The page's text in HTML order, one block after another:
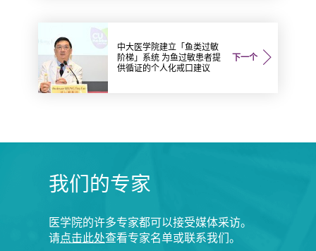
下一个
中大医学院建立「鱼类过敏
阶梯」系统 为鱼过敏患者提
供循证的个人化戒口建议
我们的专家
医学院的许多专家都可以接受媒体采访。
请点击此处查看专家名单或联系我们。